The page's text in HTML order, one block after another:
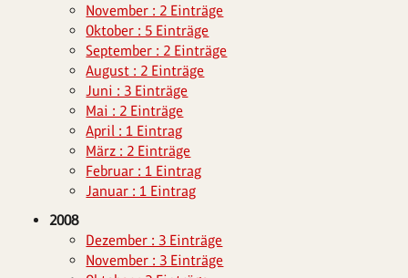
November : 2 Einträge
Oktober : 5 Einträge
September : 2 Einträge
August : 2 Einträge
Juni : 3 Einträge
Mai : 2 Einträge
April : 1 Eintrag
März : 2 Einträge
Februar : 1 Eintrag
Januar : 1 Eintrag
2008
Dezember : 3 Einträge
November : 3 Einträge